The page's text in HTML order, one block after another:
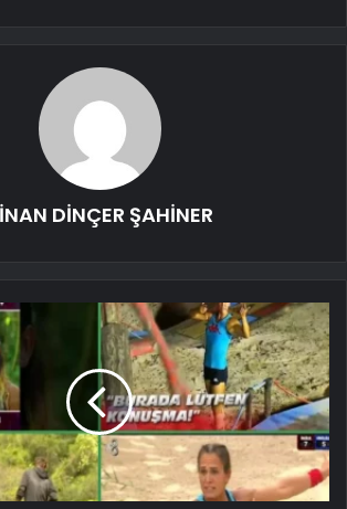
DİNÇER ŞAHİNER